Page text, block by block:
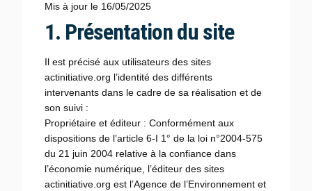
Mis à jour le 16/05/2025
1. Présentation du site
Il est précisé aux utilisateurs des sites
actinitiative.org l’identité des différents
intervenants dans le cadre de sa réalisation et de
son suivi :
Propriétaire et éditeur : Conformément aux
dispositions de l’article 6-I 1° de la loi n°2004-575
du 21 juin 2004 relative à la confiance dans
l’économie numérique, l’éditeur des sites
actinitiative.org est l’Agence de l’Environnement et